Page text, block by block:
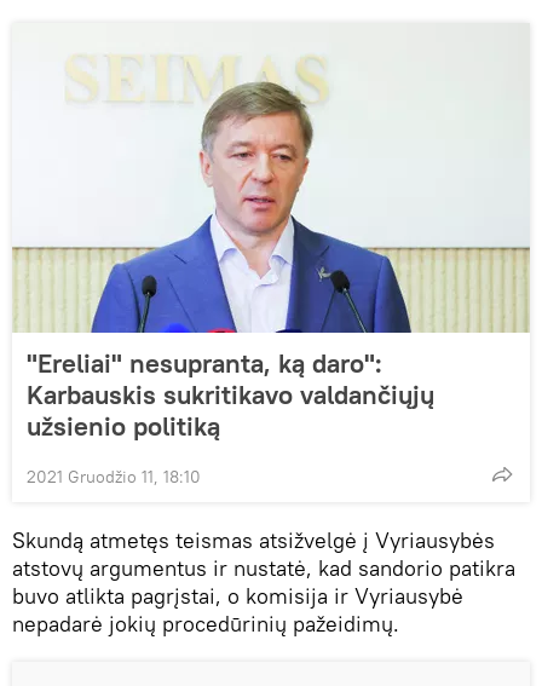
"Ereliai" nesupranta, ką daro":
Karbauskis sukritikavo valdančiųjų
užsienio politiką
2021 Gruodžio 11, 18:10
Skundą atmetęs teismas atsižvelgė į Vyriausybės
atstovų argumentus ir nustatė, kad sandorio patikra
buvo atlikta pagrįstai, o komisija ir Vyriausybė
nepadarė jokių procedūrinių pažeidimų.